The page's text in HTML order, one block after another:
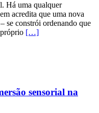
Há uma qualquer
acredita que uma nova
se constrói ordenando que
[…]
sensorial na